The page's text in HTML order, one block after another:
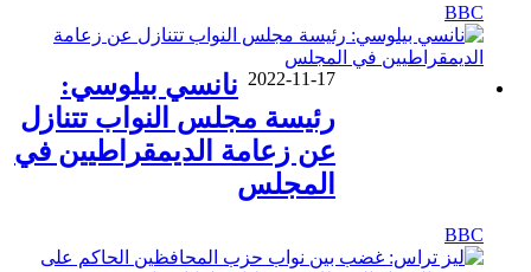
BBC
2022-11-17 نانسي بيلوسي:
رئيسة مجلس النواب تتنازل
عن زعامة الديمقراطيين في
المجلس
BBC